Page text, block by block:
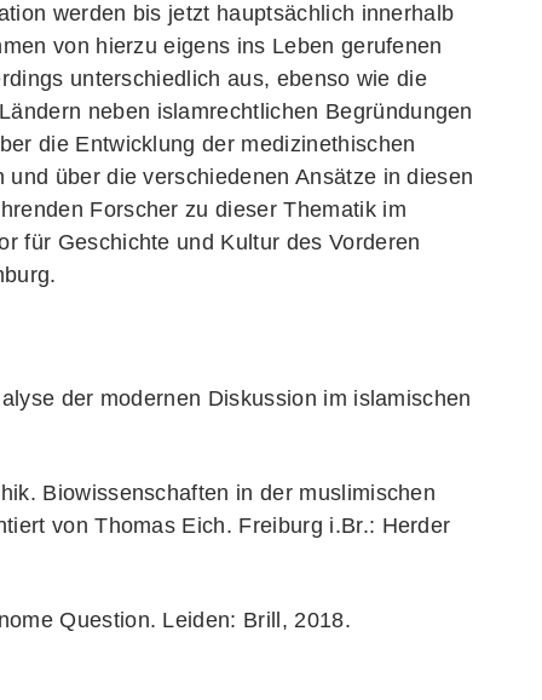
werden bis jetzt hauptsächlich innerhalb
von hierzu eigens ins Leben gerufenen
unterschiedlich aus, ebenso wie die
neben islamrechtlichen Begründungen
die Entwicklung der medizinethischen
über die verschiedenen Ansätze in diesen
Forscher zu dieser Thematik im
für Geschichte und Kultur des Vorderen
der modernen Diskussion im islamischen
Biowissenschaften in der muslimischen
von Thomas Eich. Freiburg i.Br.: Herder
Question. Leiden: Brill, 2018.